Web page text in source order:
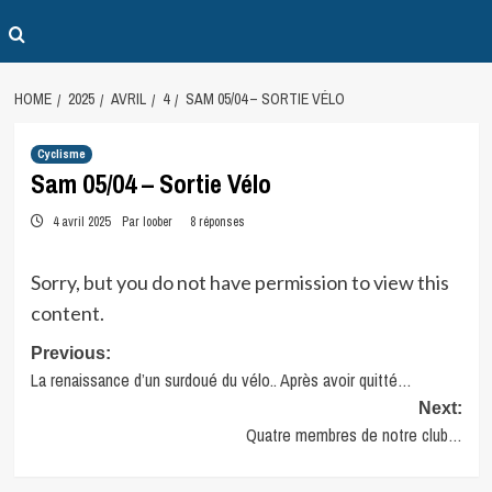
HOME 2025 AVRIL 4 SAM 05/04 – SORTIE VÉLO
Cyclisme
Sam 05/04 – Sortie Vélo
4 avril 2025 Par loober 8 réponses
Sorry, but you do not have permission to view this
content.
Post
navigation
Previous:
La renaissance d’un surdoué du vélo.. Après avoir quitté…
Next:
Quatre membres de notre club…